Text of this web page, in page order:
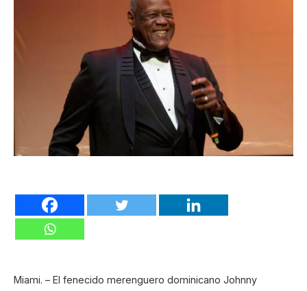
Miami. – El fenecido merenguero dominicano Johnny